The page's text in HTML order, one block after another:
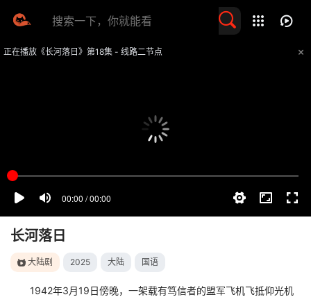
正在播放《长河落日》第18集 - 线路二节点
长河落日
大陆剧 2025 大陆 国语
1942年3月19日傍晚，一架载有笃信者的盟军飞机飞抵仰光机